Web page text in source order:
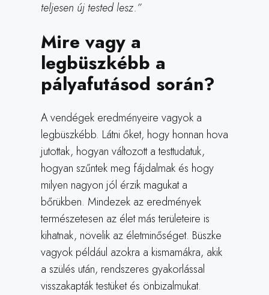
teljesen új tested lesz.”
Mire vagy a
legbüszkébb a
pályafutásod során?
A vendégek eredményeire vagyok a
legbüszkébb. Látni őket, hogy honnan hova
jutottak, hogyan változott a testtudatuk,
hogyan szűntek meg fájdalmak és hogy
milyen nagyon jól érzik magukat a
bőrükben. Mindezek az eredmények
természetesen az élet más területeire is
kihatnak, növelik az életminőséget. Büszke
vagyok például azokra a kismamákra, akik
a szülés után, rendszeres gyakorlással
visszakapták testüket és önbizalmukat.